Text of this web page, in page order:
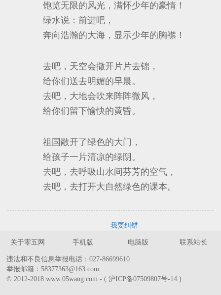
饱览无限的风光，满怀少年的豪情！
绿水说：前进吧，
奔向浩瀚的大海，显示少年的胸襟！
去吧，天空会撒开片片去锦，
给你们送去明媚的早晨。
去吧，大地会吹来阵阵微风，
给你们留下愉快的黄昏。
祖国敞开了绿色的大门，
给孩子一片清凉的绿阴。
去吧，去呼吸山水间芬芳的空气，
去吧，去打开大自然绿色的课本。
我要纠错
关于零五网 手机版 电脑版 联系站长
违法和不良信息举报电话：027-86699610
举报邮箱：58377363@163.com
© 2012-2018 www.05wang.com - ( 沪ICP备07509807号-14 )